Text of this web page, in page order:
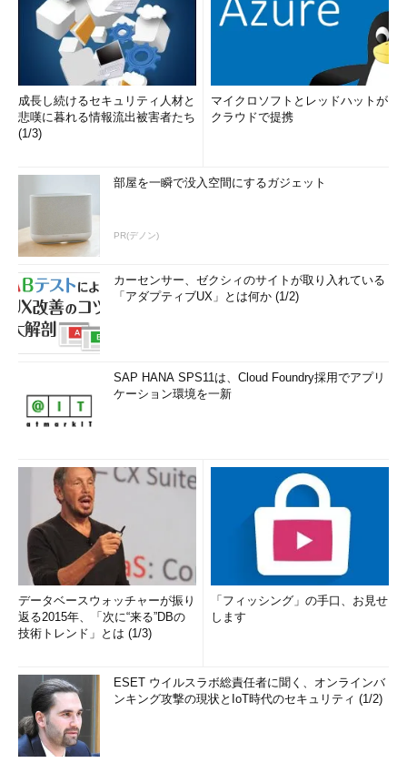
成長し続けるセキュリティ人材と
悲嘆に暮れる情報流出被害者たち
(1/3)
マイクロソフトとレッドハットが
クラウドで提携
部屋を一瞬で没入空間にするガジェット
PR(デノン)
カーセンサー、ゼクシィのサイトが取り入れている
「アダプティブUX」とは何か (1/2)
SAP HANA SPS11は、Cloud Foundry採用でアプリ
ケーション環境を一新
データベースウォッチャーが振り
返る2015年、「次に“来る”DBの
技術トレンド」とは (1/3)
「フィッシング」の手口、お見せ
します
ESET ウイルスラボ総責任者に聞く、オンラインバ
ンキング攻撃の現状とIoT時代のセキュリティ (1/2)